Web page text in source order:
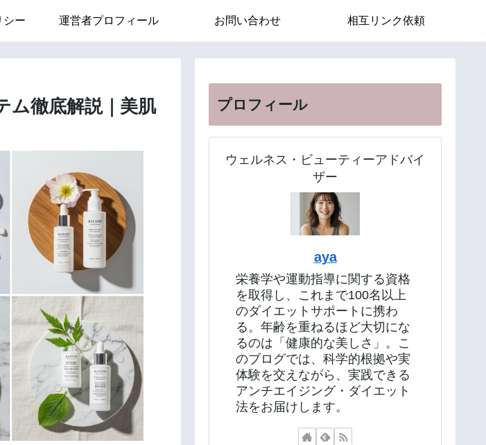
シー 運営者プロフィール お問い合わせ 相互リンク依頼
ム徹底解説｜美肌
プロフィール
ウェルネス・ビューティーアドバイ
ザー
aya
栄養学や運動指導に関する資格
を取得し、これまで100名以上
のダイエットサポートに携わ
る。年齢を重ねるほど大切にな
るのは「健康的な美しさ」。こ
のブログでは、科学的根拠や実
体験を交えながら、実践できる
アンチエイジング・ダイエット
法をお届けします。